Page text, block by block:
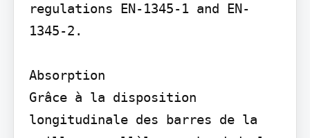
regulations EN-1345-1 and EN-
1345-2.
Absorption
Grâce à la disposition
longitudinale des barres de la